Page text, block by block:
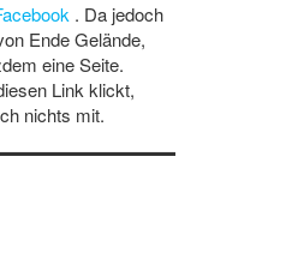
. Da jedoch
Ende Gelände,
eine Seite.
Link klickt,
nichts mit.